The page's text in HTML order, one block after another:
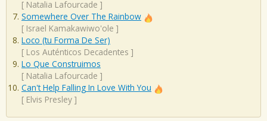
[ Natalia Lafourcade ]
Somewhere Over The Rainbow
[ Israel Kamakawiwo'ole ]
Loco (tu Forma De Ser)
[ Los Auténticos Decadentes ]
Lo Que Construimos
[ Natalia Lafourcade ]
Can't Help Falling In Love With You
[ Elvis Presley ]